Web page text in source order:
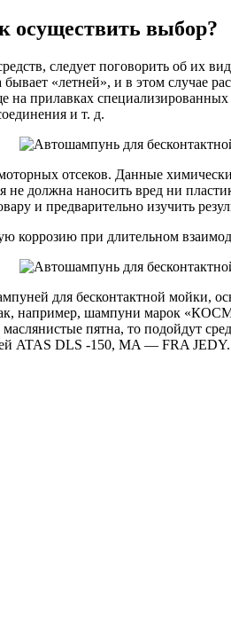
осуществить выбор?
следует поговорить об
«летней», и в этом случае
на прилавках
и т. д.
отсеков. Данные
не должна наносить вред ни
и предварительно изучить
при длительном
для бесконтактной мойки,
Так, например, шампуни марок
пятна, то подойдут
ATAS DLS -150, MA — FRA JEDY.